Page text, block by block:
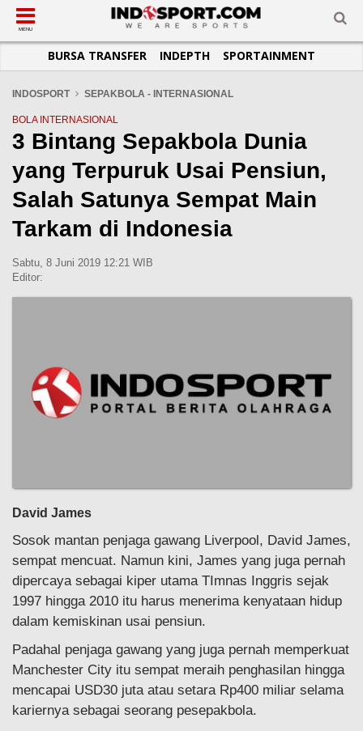
SUB-MENU
SEPAKBOLA
LIGA INGGRIS
LIGA ITALIA
LIGA SPANYOL
LIGA CHAMPIONS
LIGA PRANCIS
LIGA EUROPA
SUB-MENU
SPORTAINMENT
SUB-MENU
OTOMOTIF
OTOMANIA
SUB-MENU
BASKET
FUTSAL
OLIMPIK
E-SPORT
SUB-MENU
JADWAL
SUB-MENU
TOPIK HARI INI
INFOGRAFIS
GALERI FOTO
TEMPAT OLAHRAGA
PASUKAN SEHAT
MENU
BURSA TRANSFER INDEPTH SPORTAINMENT
INDOSPORT SEPAKBOLA - INTERNASIONAL
BOLA INTERNASIONAL
3 Bintang Sepakbola Dunia
yang Terpuruk Usai Pensiun,
Salah Satunya Sempat Main
Tarkam di Indonesia
Sabtu, 8 Juni 2019 12:21 WIB
Editor:
David James
Sosok mantan penjaga gawang Liverpool, David James,
sempat mencuat. Namun kini, James yang juga pernah
dipercaya sebagai kiper utama TImnas Inggris sejak
1997 hingga 2010 itu harus menerima kenyataan hidup
dalam kemiskinan usai pensiun.
Padahal penjaga gawang yang juga pernah memperkuat
Manchester City itu sempat meraih penghasilan hingga
mencapai USD30 juta atau setara Rp400 miliar selama
kariernya sebagai seorang pesepakbola.